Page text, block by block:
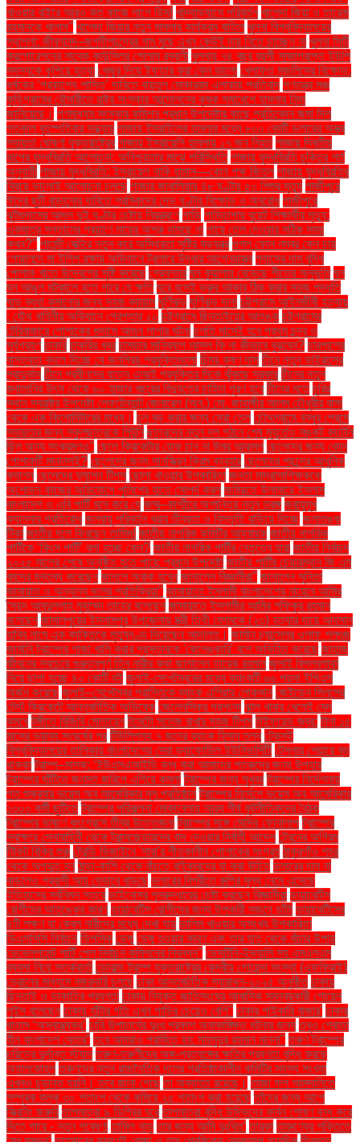
খাওয়ার বাইরে আরও কত কাজে লাগে ডিম! খাদ্যাভ্যাসে পরিবর্তন খালেদা জিয়া ও তারেক
রহমানকে খালাস'' খালেদা জিয়ার নতুন মামলার কার্যক্রম বাতিল খুলনা বিশ্ববিদ্যালয়ের
স্থাপনা: জীবনানন্দ–জগদীশচন্দ্রের নাম মুছে এখন কেউই দায় নিতে চাচ্ছেন না খুলনা সিটি
করপোরেশনের সাবেক কাউন্সিলর গোলাম রব্বানী খুলনায় ৭৪ বছর বয়সী সাজাপ্রাপ্ত ইউপি
সদস্যকে কুপিয়ে হত্যা খেজুর দিয়ে ইফতার করা কেন ভালো খেলাফত মজলিসের বিক্ষোভ:
ধর্ষকের ‘প্রকাশ্যে শাস্তি’ দাবিতে বায়তুল মোকাররম এলাকায় প্রতিবাদ গণতন্ত্র মঞ্চ
কুড়িগ্রামের রৌমারীতে রাষ্ট্র সংস্কার আন্দোলনের কৃষক সমাবেশে হামলার নিন্দা
জানিয়েছে। গণমাধ্যম সংস্কার কমিশন প্রধান উপদেষ্টার কাছে প্রতিবেদন জমা দিল
গতকাল বৃহস্পতিবার সন্ধ্যায় গাজায় ইসরাইলের হামলার মধ্যে ৮০০ কোটি ডলারের অস্ত্র
সহায়তা ঘোষণা যুক্তরাষ্ট্রের গাজায় ইসরায়েলি হামলায় ১৭ জন নিহত গাজায় দ্বিতীয়
ধাপের যুদ্ধবিরতি আলোচনা: অনিশ্চয়তার মাঝে পরিস্থিতি গাজায় যুদ্ধবিরতি চুক্তির শর্ত
অনুযায়ী গাজায় যুদ্ধবিরতি: ইসরায়েল নাকি হামাস—কোন পক্ষ জিতল গাজায় যুদ্ধবিরতির
বিষয়ে ভালোই আলোচনা চলছে গাজার জাবালিয়ায় ৪৮ ঘণ্টায় ৫০ শিশুর মৃত্যু গাজীপুরে
ঈদের ছুটি বাড়ানোর দাবিতে শ্রমিকদের দেড় ঘণ্টার বিক্ষোভ ও অবরোধ গাজীপুরে
ঝুটগুদামের আগুন দুই ঘণ্টার চেষ্টায় নিয়ন্ত্রণে গাড়ি গাড়িচাপায় বুয়েট শিক্ষার্থীর মৃত্যু:
একমাত্র সন্তানের প্রয়াণে মায়ের অশ্রু থামছে না গায়ে তেল দেওয়ার সঠিক সময়
কখন?" গার্মেন্ট সেক্টরে নতুন করে অস্থিরতা সৃষ্টির ষড়যন্ত্র গুগল ফোন নম্বর কেন চায়
গোয়ালন্দে মা ইলিশ রক্ষায় অভিযানে ট্রলারে উদ্ধার আগ্নেয়াস্ত্র গ্যাসের দাম বৃদ্ধি
পোশাক খাতে উদ্বেগের সৃষ্টি করেছে গ্রেফতার ঘন কুয়াশায় বেড়েছে শীতের অনুভূতি ঘন
ঘন আঙুল মটকালে হতে পারে যে ক্ষতি ঘরে বসেই ভ্রুর আকার ঠিক করার সহজ পদ্ধতি
ঘাড় ব্যথা কমানোর জন্য সহজ ব্যায়াম ঘূর্ণিঝড় ঘূর্ণিঝড় দানা চট্টগ্রামে আইনজীবী হত্যায়
: যৌথ বাহিনীর অভিযানে গ্রেপ্তার ২০ চট্টগ্রামে ছিনতাইয়ের আতঙ্ক চট্টগ্রামের
টেরিবাজারে পোশাকের গুদামে আগুন লাগার ঘটনা চলতি মাসেই হবে প্রথম চন্দ্র ও
সূর্যগ্রহণ চাকরি চাকরির খবর চামড়ার মানিব্যাগ আসল কি না কীভাবে বুঝবেন? চারপাশের
বাস্তবতা বদলে দিচ্ছে যে জনপ্রিয় প্রযুক্তিগুলো চিন্ময় কৃষ্ণ দাস চীনে নতুন ভাইরাসের
প্রাদুর্ভাব চীনে প্রবীণদের যত্নে এআই প্রযুক্তির দিকে ঝুঁকছে সরকার চীনের নতুন
জ্বালানির উৎস থেকে ৬০ হাজার বছরের বিদ্যুতের চাহিদা পূরণ হবে চীনের মতে চুরির
স্থান স্বরাষ্ট্র উপদেষ্টা লেফটেন্যান্ট জেনারেল (অব.) মো. জাহাঙ্গীর আলম চৌধুরীর বাসা
থেকে এক কিলোমিটারের মধ্যে। চুল বড় করার জন্য সেরা তেল চৌদ্দগ্রামে বন্ধুর প্রেমে
সহায়তার জন্য স্কুলছাত্রকে পিটুনি ছাত্রদের নতুন দল গঠনে শেষ মুহূর্তেও সঙ্কট কাটেনি
ছিল অন্য সংক্রমণও" ছেলে ক্রিকেটার হোক চান না উমর আকমল ছেলেদের জন্য কোন
পোশাকটি মানানসই? ছেলেদের জন্য সানস্ক্রিন ক্রিম ব্যবহার ছেলেদের পছন্দের আধুনিক
ফ্যাশন ছেলেদের ফ্যাশন টিপস ছোলা খাওয়ার উপকারিতা জনতা মাদ্রাসাশিক্ষককে
অশোভন কাজের অভিযোগে পুলিশের হাতে সোপর্দ করল জমিয়তে উলামায়ে ইসলাম
বাংলাদেশ ও এবি পার্টি মনে করে যে জম্মু–কাশ্মীরে অশান্তির নতুন তরঙ্গ জরায়ুমুখ
ক্যানসার প্রতিরোধ জলবায়ু পরিবর্তন খরার তীব্রতা ও বিস্তৃতি বাড়িয়ে দিচ্ছে জলাতঙ্ক
টিকা জাতীয় দলে ফিরছেন তামিম! জাতীয় নাগরিক কমিটির আহ্বায়ক জাতীয় নাগরিক
পার্টিকে ‘কিংস পার্টি’ বলা হচ্ছে কেন? জাতীয় নাগরিক পার্টির নেতৃত্বে যারা জাতীয় নির্বাচন
২০২৫ সালের শেষে অনুষ্ঠিত হতে পারে: প্রধান উপদেষ্টা জাতীয় পার্টির চেয়ারম্যান জি এম
কাদের মন্তব্য করেছেন জানলে অবাক হবেন জানালেন বিজ্ঞানীরা" জানালেন সুনিতা
জামায়াত ও অন্যান্য দলের প্রতিক্রিয়া'' জামায়াতে ইসলামী বাংলাদেশের নায়েবে আমির
সৈয়দ আবদুল্লাহ মুহাম্মদ তাহের বলেছেন জামায়াতে ইসলামীর আমির শফিকুর রহমান
বলেছেন জামালপুরের ইসলামপুর উপজেলায় স্ত্রী তিথী বেগমকে (২৩) হত্যার দায়ে আহসান
হাবিব নামে এক ব্যক্তিকে মৃত্যুদণ্ড দিয়েছেন আদালত। জার্মান চ্যান্সেলর ওলাফ শলৎজ
জার্মানি ট্রাম্পের গাজা খালি করার প্রস্তাবকে 'কেলেঙ্কারি' বলে অভিহিত করেছে জাহাজ
জীবনের সবচেয়ে গুরুত্বপূর্ণ তিন নারীর কথা জানালেন তারেক রহমান জুলাই বিপ্লবগাথা
নিয়ে ছাপা হচ্ছে ৪০ কোটি বই জুলাই-সেপ্টেম্বরের মধ্যে ব্যাংকটি ৬৬ পয়সা ইপিএস
অর্জন করেছে জুলাই–সেপ্টেম্বর প্রান্তিকে ব্যাংক এশিয়ার লোকসান জেইডেন সিলসের
টেস্ট ক্রিকেটে আন্তর্জাতিক অভিষেক জেলেনস্কির প্রশংসা ঝাল খাবার খেলেই মেদ
কমবে টঙ্গীতে বিজিবি মোতায়েন টমেটো সতেজ রাখার সহজ টিপস টাইফয়েড জ্বর: টানা ১৫
মাসের ভয়াবহ সংঘর্ষের পর টিউলিপসহ ৭ জনের ব্যাংক হিসাব তলব টেকসই
বিশ্ববিদ্যালয়ের তালিকায় বাংলাদেশের সেরা ড্যাফোডিল ইউনিভার্সিটি টেসলার শেয়ারে বড়
ধাক্কা ট্রাম্প–মাস্ক: ‘ইউএসএআইডি বন্ধ করা আমাদের শত্রুদের জন্য উপহার
ট্রাম্পের ঘাঁটিতে জনমত জরিপে এগিয়ে কমলা ট্রাম্পের জন্য সুখবর ট্রাম্পের নির্দেশনায়
গত শুক্রবার ভয়েস অব আমেরিকার মূল প্রতিষ্ঠান ট্রাম্পের নির্দেশে ভয়েস অব আমেরিকার
১৩০০ কর্মী ছুটিতে ট্রাম্পের পরিকল্পনা মোকাবেলায় আরব শীর্ষ কূটনীতিকদের বৈঠক
ট্রাম্পের ভাষণে কংগ্রেসে তীব্র উত্তেজনা ট্রাম্পের সঙ্গে মোদির ফোনালাপ ট্রাম্পের
স্বাক্ষরে সেনাবাহিনী থেকে ট্রান্সজেন্ডারদের বাদ দেওয়ার নির্বাহী আদেশ ট্রেনের অগ্রিম
টিকিট বিক্রি শুরু ট্রেন্ডি ডিজাইনে 'সারা'র শীতকালীন পোশাকের সংগ্রহ ঠাকুরগাঁও শহর
থেকে অপহৃত হন ঠান্ডা-কাশি থেকে বাঁচতে বাইকারদের যা করা উচিত ডলারের দাম না
বাড়লেও প্রবাসী আয় যেভাবে বাড়ছে ডলারের বিপরীতে রুপির মূল্য নেমে এসেছে
ইতিহাসের সর্বনিম্ন স্তরে ডাইনোসর পুনরুদ্ধারের চেষ্টা করছেন বিজ্ঞানীরা ডায়াবেটিস
রোগীদের আতঙ্কের কারণ ডায়াবেটিস রোগীদের জন্য উপকারী সজনে ডাঁটা ডায়াবেটিসের
৪টি লক্ষণ যা কেবল নারীদের মধ্যে দেখা যায় ডালিম খাওয়ার অসংখ্য উপকারিতা
ডিএসসিসি নির্বাচন ডিপসিক ডেঙ্গু ডেঙ্গু হওয়ার কারণ এবং তার হাত থেকে বাঁচার উপায়
ডেভেলপমেন্ট পার্টি পেল নির্বাচন কমিশনের নিবন্ধন" ডেসটিনি-ইভ্যালি সহ এমএলএম
ব্যবসা নিয়ে সতর্কবার্তা ডোনাল্ড ট্রাম্প যুক্তরাষ্ট্রের কেন্দ্রীয় গোয়েন্দা সংস্থা (এফবিআই)
ড্রোনের মাধ্যমে নজরদারি চলছে ঢাকা আন্তর্জাতিক ম্যারাথন-২০২৫ অনুষ্ঠিত ঢাকায়
ছিনতাই ও ডাকাতির প্রবণতা ঢাকায় নিযুক্ত জাতিসংঘের আবাসিক সমন্বয়কারী গোয়েন
লুইস বলেছেন ঢাকায় হাঁটার গতি এখন গাড়ির চেয়েও বেশি'' ঢাকার পাইকারি বাজার' ঢাকার
বাতাস ‘অস্বাস্থ্যকর’ ঢাবি উপাচার্যের দুঃখ প্রকাশ অনাকাঙ্ক্ষিত ঘটনার জন্য তবুও শ্রোতা
হীন বাংলাদেশ বেতার” তবে আমরাও পরাজিত হব: মাহমুদুর রহমান মান্না" তরুণ ট্রাম্পের
চরিত্রে দুর্দান্ত স্ট্যান তরুণ-তরুণীদের অঙ্গ-প্রত্যঙ্গের ক্ষতির প্রবণতা বৃদ্ধি করছে
অ্যালকোহল তরুণদের নতুন রাজনৈতিক দলের প্রতিষ্ঠাকালীন কমিটির সদস্য সংখ্যা
এখনও চূড়ান্ত হয়নি। তবে জানা গেছে তা অব্যাহত রয়েছে। তাজা ফল আমদানিতে
সম্পূরক শুল্ক ৩০ শতাংশ থেকে কমিয়ে ২৫ শতাংশ করা হয়েছে তাঁদের জন্য আগে
স্ক্রিনিং জরুরি তাপমাত্রা ৯ ডিগ্রির ঘরে তাপমাত্রা বৃদ্ধি উদ্ভিদের কার্বন শোষণ বন্ধ করে
দিতে পারে - নতুন গবেষণা তামিল নাড়ু তার জন্য আমি দুঃখিত' তারকা তারুণ্যের শক্তিতে